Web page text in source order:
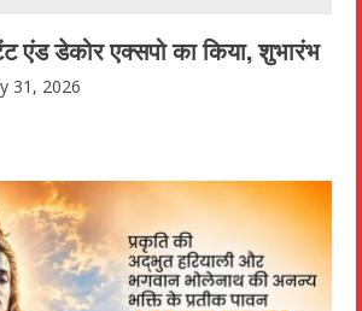
एंड डेकोर एक्सपो का किया, शुभारंभ
31, 2026